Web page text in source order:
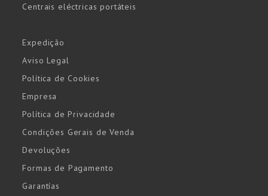
Centrais eléctricas portáteis
Expedição
Aviso Legal
Política de Cookies
Empresa
Política de Privacidade
Condições Gerais de Venda
Devoluções
Formas de Pagamento
Garantías